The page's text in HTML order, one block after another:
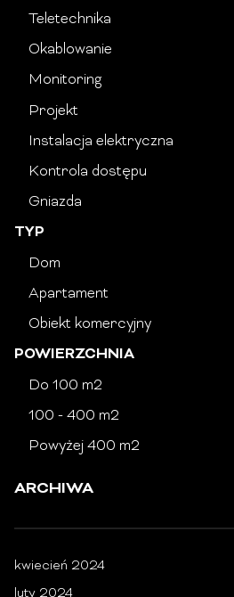
Teletechnika
Okablowanie
Monitoring
Projekt
Instalacja elektryczna
Kontrola dostępu
Gniazda
TYP
Dom
Apartament
Obiekt komercyjny
POWIERZCHNIA
Do 100 m2
100 - 400 m2
Powyżej 400 m2
ARCHIWA
kwiecień 2024